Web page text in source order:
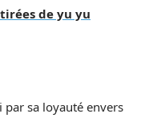
de yu yu
par sa loyauté envers